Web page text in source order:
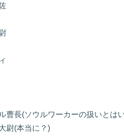
曹長(ソウルワーカーの扱いとは
尉(本当に？)